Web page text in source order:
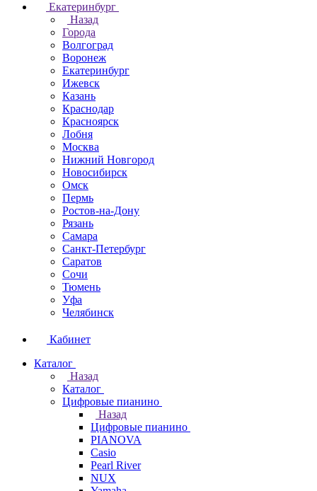
Екатеринбург
Назад
Города
Волгоград
Воронеж
Екатеринбург
Ижевск
Казань
Краснодар
Красноярск
Лобня
Москва
Нижний Новгород
Новосибирск
Омск
Пермь
Ростов-на-Дону
Рязань
Самара
Санкт-Петербург
Саратов
Сочи
Тюмень
Уфа
Челябинск
Кабинет
Каталог
Назад
Каталог
Цифровые пианино
Назад
Цифровые пианино
PIANOVA
Casio
Pearl River
NUX